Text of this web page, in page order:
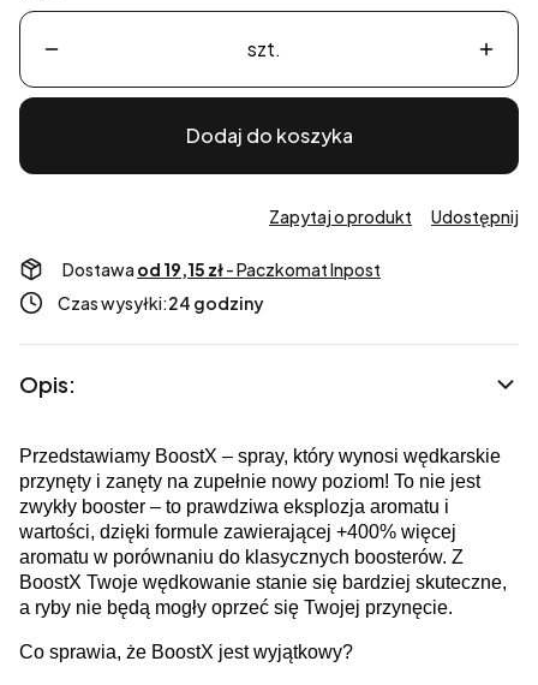
szt.
Dodaj do koszyka
Zapytaj o produkt Udostępnij
Dostawa od 19,15 zł- Paczkomat Inpost
Czas wysyłki:24 godziny
Opis:
Przedstawiamy BoostX – spray, który wynosi wędkarskie
przynęty i zanęty na zupełnie nowy poziom! To nie jest
zwykły booster – to prawdziwa eksplozja aromatu i
wartości, dzięki formule zawierającej +400% więcej
aromatu w porównaniu do klasycznych boosterów. Z
BoostX Twoje wędkowanie stanie się bardziej skuteczne,
a ryby nie będą mogły oprzeć się Twojej przynęcie.
Co sprawia, że BoostX jest wyjątkowy?